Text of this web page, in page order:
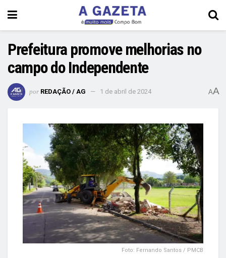
Prefeitura promove melhorias no
campo do Independente
por REDAÇÃO / AG 1 de abril de 2024 AA
Foto: Fernando Santos / PMCB